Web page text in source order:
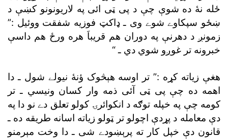
ځله نۀ ده شوې چې د پى ټى ائى په لاريونونو کښې د
ښځو سپکاوے شوے وى ـ ډاکټ فوزيه شفقت ووئيل :”
زمونږ د دهرنې په دوران هم قريباَ هره ورځ هم داسې
خبرونه تر غوږو شوي دي ـ “
هغې زياته کړه :” تر اوسه هېڅوک ؤنۀ نيولے شول ـ دا
اهمه ده چې پى ټى آئى ذمه وار کسان ونيسي ـ تر
کومه چې په خپله توګه د انکوائرۍ کولو تعلق دے نو دا په
دې معامله د پړدې اچولو تر ټولو زياته اسانه طريقه ده ـ
قانون دې خپل کار ته پرېښودے شى ـ دا وخت مېرمنو